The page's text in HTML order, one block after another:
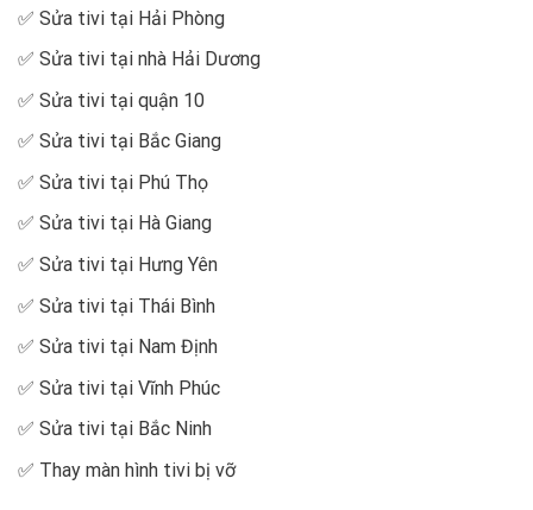
✅ Sửa tivi tại Hải Phòng
✅ Sửa tivi tại nhà Hải Dương
✅ Sửa tivi tại quận 10
✅ Sửa tivi tại Bắc Giang
✅ Sửa tivi tại Phú Thọ
✅ Sửa tivi tại Hà Giang
✅ Sửa tivi tại Hưng Yên
✅ Sửa tivi tại Thái Bình
✅ Sửa tivi tại Nam Định
✅ Sửa tivi tại Vĩnh Phúc
✅ Sửa tivi tại Bắc Ninh
✅ Thay màn hình tivi bị vỡ